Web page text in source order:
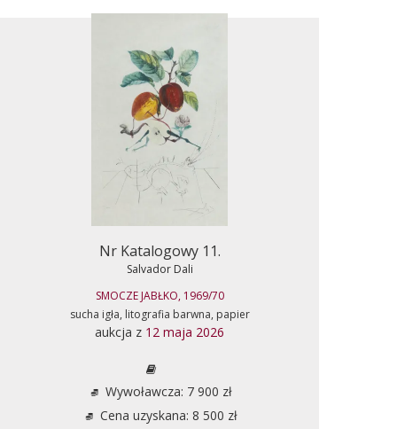
Nr Katalogowy 11.
Salvador Dali
SMOCZE JABŁKO, 1969/70
sucha igła, litografia barwna, papier
aukcja z 12 maja 2026
Wywoławcza: 7 900 zł
Cena uzyskana: 8 500 zł